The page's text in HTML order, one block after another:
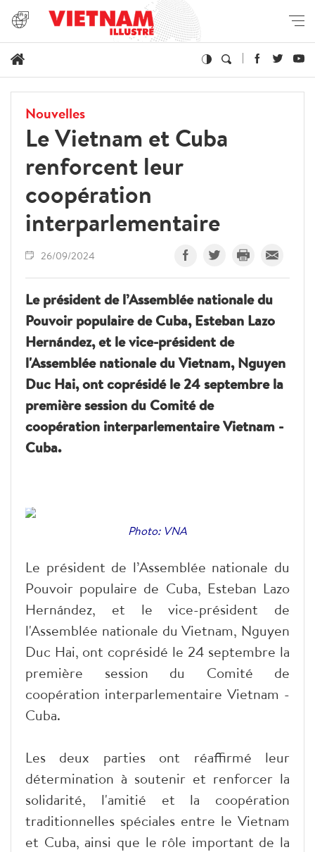
Nouvelles
Le Vietnam et Cuba
renforcent leur
coopération
interparlementaire
26/09/2024
Le président de l’Assemblée nationale du
Pouvoir populaire de Cuba, Esteban Lazo
Hernández, et le vice-président de
l'Assemblée nationale du Vietnam, Nguyen
Duc Hai, ont coprésidé le 24 septembre la
première session du Comité de
coopération interparlementaire Vietnam -
Cuba.
Photo: VNA
Le président de l’Assemblée nationale du
Pouvoir populaire de Cuba, Esteban Lazo
Hernández, et le vice-président de
l'Assemblée nationale du Vietnam, Nguyen
Duc Hai, ont coprésidé le 24 septembre la
première session du Comité de
coopération interparlementaire Vietnam -
Cuba.
Les deux parties ont réaffirmé leur
détermination à soutenir et renforcer la
solidarité, l'amitié et la coopération
traditionnelles spéciales entre le Vietnam
et Cuba, ainsi que le rôle important de la